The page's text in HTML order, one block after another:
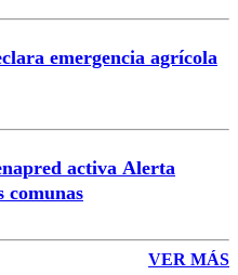
emergencia agrícola
activa Alerta
comunas
VER MÁS